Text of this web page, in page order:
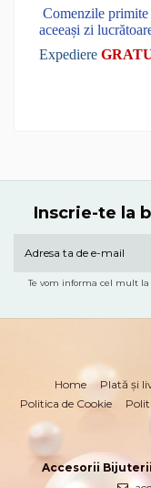
Comenzile
aceeași zi
Expediere
Inscrie-te la
Te vom informa cel mult
Home Plată și
Politica de Cookie
Accesorii Bijuterii